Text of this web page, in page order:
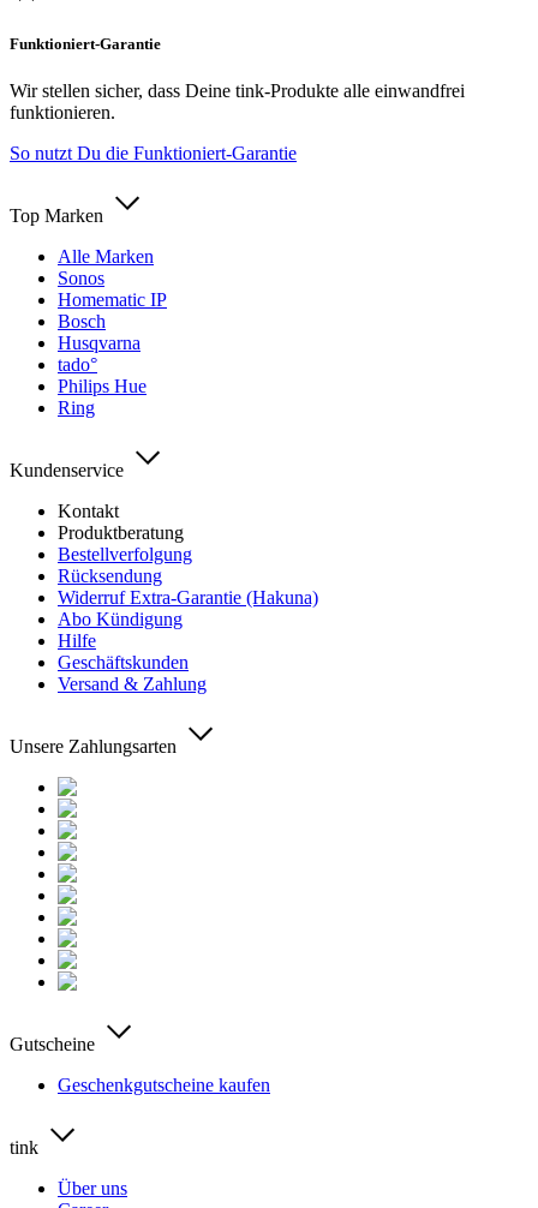
Funktioniert-Garantie
Wir stellen sicher, dass Deine tink-Produkte alle einwandfrei
funktionieren.
So nutzt Du die Funktioniert-Garantie
Top Marken
Alle Marken
Sonos
Homematic IP
Bosch
Husqvarna
tado°
Philips Hue
Ring
Kundenservice
Kontakt
Produktberatung
Bestellverfolgung
Rücksendung
Widerruf Extra-Garantie (Hakuna)
Abo Kündigung
Hilfe
Geschäftskunden
Versand & Zahlung
Unsere Zahlungsarten
Gutscheine
Geschenkgutscheine kaufen
tink
Über uns